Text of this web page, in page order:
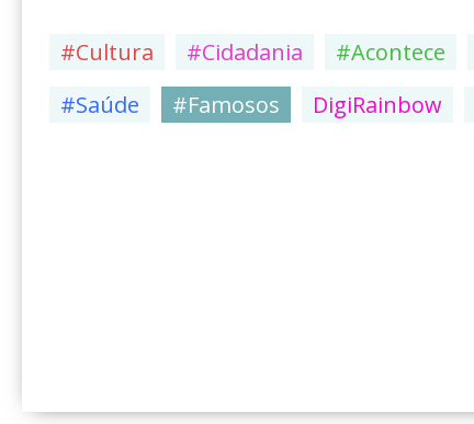
#Cultura #Cidadania #Acontece
#Saúde
#Famosos DigiRainbow